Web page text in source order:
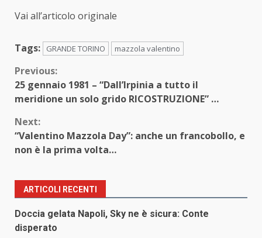
Vai all’articolo originale
Tags: GRANDE TORINO mazzola valentino
Continue
Reading
Previous:
25 gennaio 1981 – “Dall’Irpinia a tutto il
meridione un solo grido RICOSTRUZIONE” …
Next:
“Valentino Mazzola Day”: anche un francobollo, e
non è la prima volta…
ARTICOLI RECENTI
Doccia gelata Napoli, Sky ne è sicura: Conte
disperato